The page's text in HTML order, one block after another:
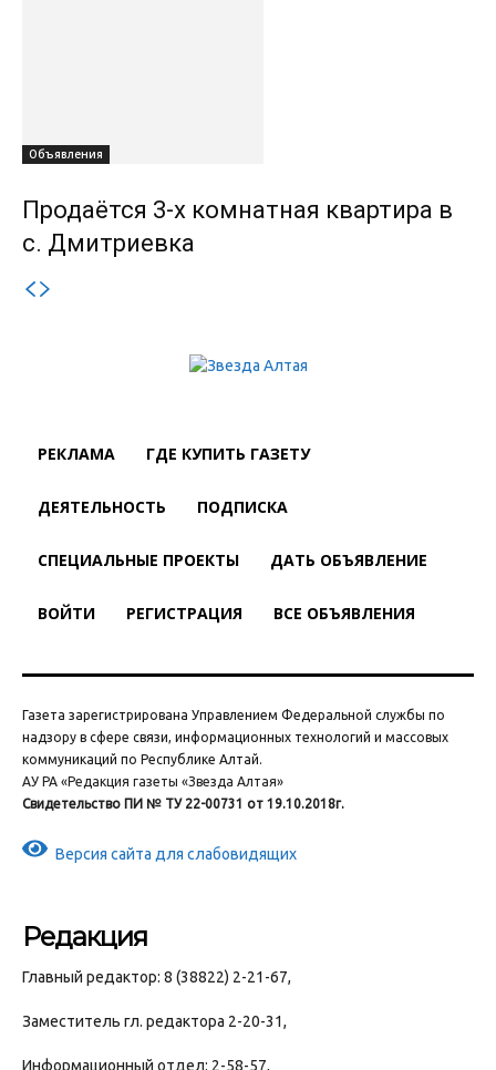
Объявления
Продаётся 3-х комнатная квартира в
с. Дмитриевка
РЕКЛАМА ГДЕ КУПИТЬ ГАЗЕТУ
ДЕЯТЕЛЬНОСТЬ ПОДПИСКА
СПЕЦИАЛЬНЫЕ ПРОЕКТЫ ДАТЬ ОБЪЯВЛЕНИЕ
ВОЙТИ РЕГИСТРАЦИЯ ВСЕ ОБЪЯВЛЕНИЯ
Газета зарегистрирована Управлением Федеральной службы по
надзору в сфере связи, информационных технологий и массовых
коммуникаций по Республике Алтай.
АУ РА «Редакция газеты «Звезда Алтая»
Свидетельство ПИ № ТУ 22-00731 от 19.10.2018г.
Версия сайта для слабовидящих
Редакция
Главный редактор: 8 (38822) 2-21-67,
Заместитель гл. редактора 2-20-31,
Информационный отдел: 2-58-57,